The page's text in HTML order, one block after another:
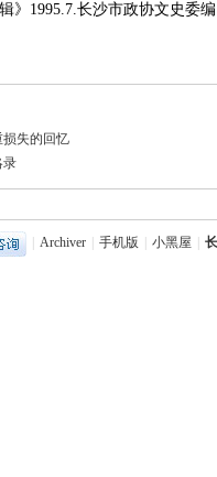
》1995.7.长沙市政协文史委编
失的回忆
录
Archiver 手机版 小黑屋